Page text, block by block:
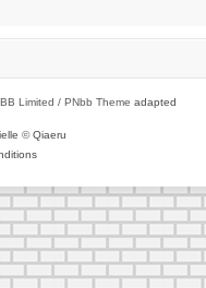
Limited / PNbb Theme adapted
©Qiaeru